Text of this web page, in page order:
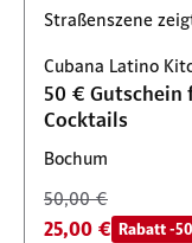
Cubana Latino
50 € Gutschein
Cocktails
Bochum
50,00 €
25,00 € Rabatt -